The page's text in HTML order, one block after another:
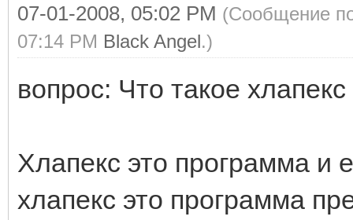
07-01-2008, 05:02 PM (Сообщение
07:14 PM Black Angel.)
вопрос: Что такое
Хлапекс это программа и
хлапекс это программа